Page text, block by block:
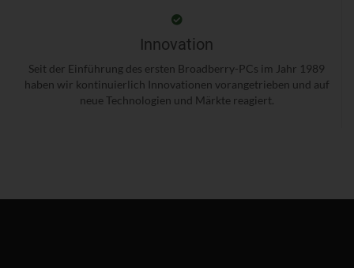
Innovation
Seit der Einführung des ersten Broadberry-PCs im Jahr 1989
haben wir kontinuierlich Innovationen vorangetrieben und auf
neue Technologien und Märkte reagiert.